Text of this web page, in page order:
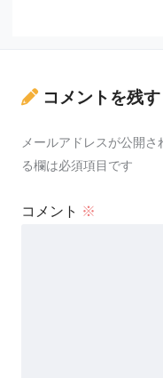
コメントを残す
メールアドレスが公開さ
る欄は必須項目です
コメント ※